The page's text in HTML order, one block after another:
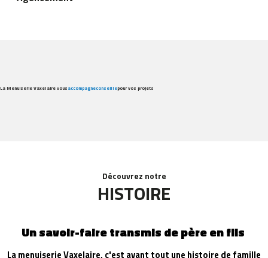
La Menuiserie Vaxelaire vousaccompagneconseillepour vos projets
Découvrez notre
HISTOIRE
Un savoir-faire transmis de père en fils
La menuiserie Vaxelaire, c'est avant tout une histoire de famille